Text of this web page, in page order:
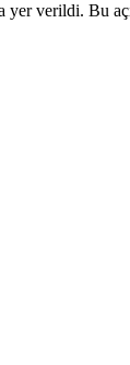
verildi. Bu